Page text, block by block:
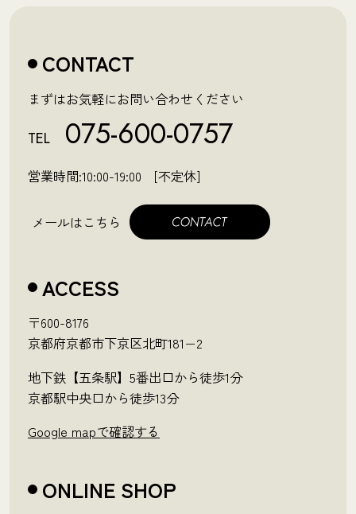
CONTACT
まずはお気軽にお問い合わせください
TEL 075-600-0757
営業時間:10:00-19:00 [不定休]
メールはこちら
ACCESS
〒600-8176
京都府京都市下京区北町181−2
地下鉄【五条駅】5番出口から徒歩1分
京都駅中央口から徒歩13分
Google mapで確認する
ONLINE SHOP